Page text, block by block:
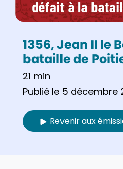
1356, Jean II le
bataille de
21 min
Publié le 5 décembre
Revenir aux